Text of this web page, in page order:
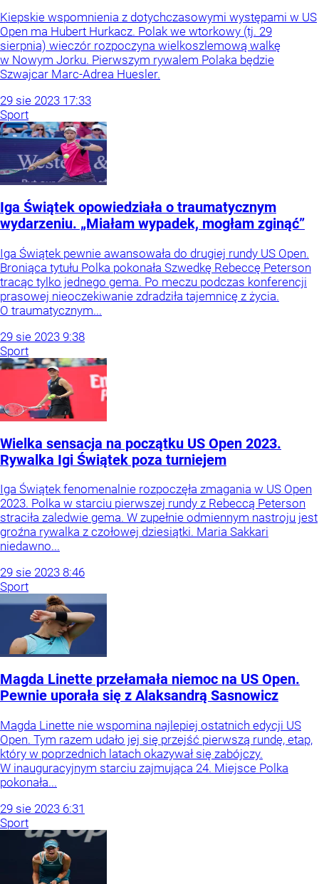
Kiepskie wspomnienia z dotychczasowymi występami w US
Open ma Hubert Hurkacz. Polak we wtorkowy (tj. 29
sierpnia) wieczór rozpoczyna wielkoszlemową walkę
w Nowym Jorku. Pierwszym rywalem Polaka będzie
Szwajcar Marc-Adrea Huesler.
29 sie 2023 17:33
Sport
Iga Świątek opowiedziała o traumatycznym
wydarzeniu. „Miałam wypadek, mogłam zginąć”
Iga Świątek pewnie awansowała do drugiej rundy US Open.
Broniąca tytułu Polka pokonała Szwedkę Rebeccę Peterson
tracąc tylko jednego gema. Po meczu podczas konferencji
prasowej nieoczekiwanie zdradziła tajemnicę z życia.
O traumatycznym...
29 sie 2023 9:38
Sport
Wielka sensacja na początku US Open 2023.
Rywalka Igi Świątek poza turniejem
Iga Świątek fenomenalnie rozpoczęła zmagania w US Open
2023. Polka w starciu pierwszej rundy z Rebeccą Peterson
straciła zaledwie gema. W zupełnie odmiennym nastroju jest
groźna rywalka z czołowej dziesiątki. Maria Sakkari
niedawno...
29 sie 2023 8:46
Sport
Magda Linette przełamała niemoc na US Open.
Pewnie uporała się z Alaksandrą Sasnowicz
Magda Linette nie wspomina najlepiej ostatnich edycji US
Open. Tym razem udało jej się przejść pierwszą rundę, etap,
który w poprzednich latach okazywał się zabójczy.
W inauguracyjnym starciu zajmująca 24. Miejsce Polka
pokonała...
29 sie 2023 6:31
Sport